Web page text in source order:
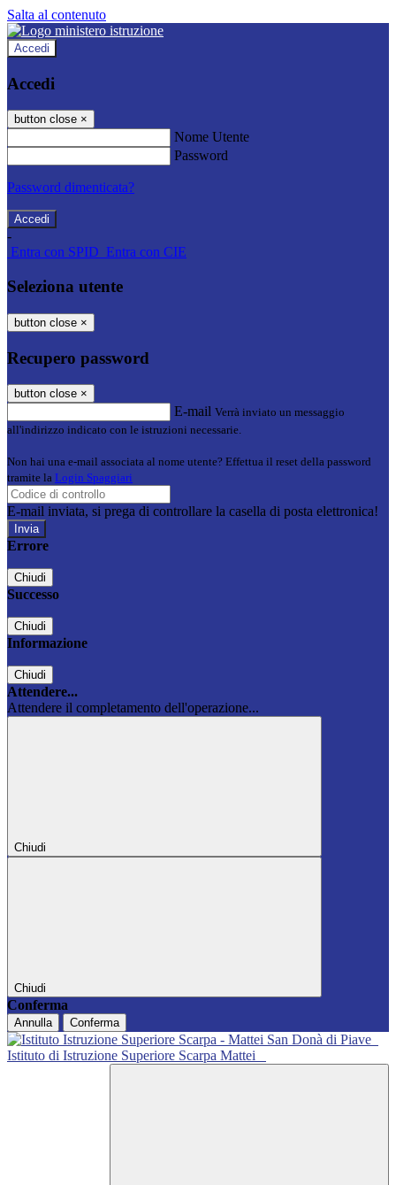
Salta al contenuto
Accedi
Accedi
button close ×
Nome Utente
Password
Password dimenticata?
-
Entra con SPID Entra con CIE
Seleziona utente
button close ×
Recupero password
button close ×
E-mail Verrà inviato un messaggio
all'indirizzo indicato con le istruzioni necessarie.
Non hai una e-mail associata al nome utente? Effettua il reset della password
tramite la Login Spaggiari
E-mail inviata, si prega di controllare la casella di posta elettronica!
Errore
Chiudi
Successo
Chiudi
Informazione
Chiudi
Attendere...
Attendere il completamento dell'operazione...
Chiudi
Chiudi
Conferma
Annulla Conferma
Istituto di Istruzione Superiore Scarpa Mattei